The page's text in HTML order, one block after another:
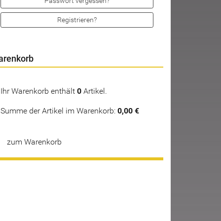
Registrieren?
Ihr Warenkorb enthält 0 Artikel.
Summe der Artikel im Warenkorb: 0,00 €
zum Warenkorb